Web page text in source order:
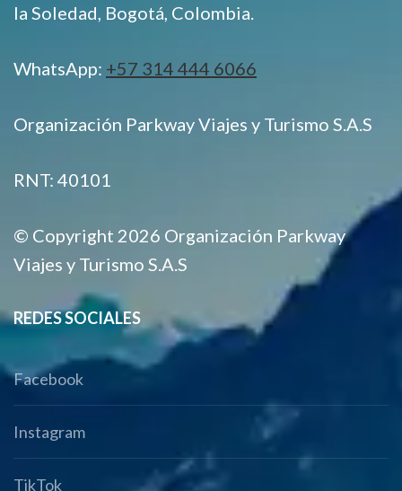
la Soledad, Bogotá, Colombia.
WhatsApp: +57 314 444 6066
Organización Parkway Viajes y Turismo S.A.S
RNT: 40101
© Copyright 2026 Organización Parkway
Viajes y Turismo S.A.S
REDES SOCIALES
Facebook
Instagram
TikTok